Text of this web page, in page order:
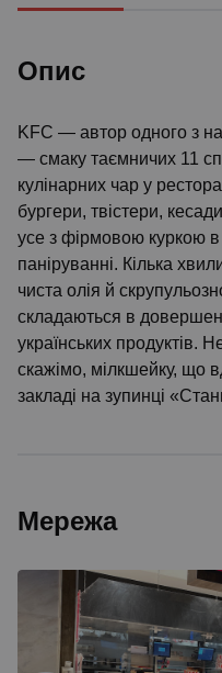
Опис
KFC — автор одного з
— смаку таємничих 11
кулінарних чар у
бургери, твістери,
усе з фірмовою куркою
паніруванні. Кілька
чиста олія й
складаються в
українських продуктів.
скажімо, мілкшейку, що
закладі на зупинці
Мережа